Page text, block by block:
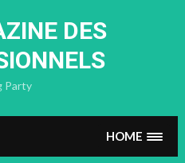
content
DES
Party
HOME